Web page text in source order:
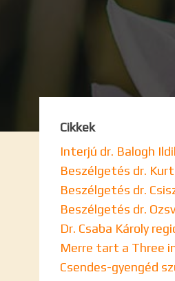
Cikkek
Interjú dr. Balogh
Beszélgetés dr.
Beszélgetés dr.
Beszélgetés dr.
Dr. Csaba Károly
Merre tart a Three
Csendes-gyengéd